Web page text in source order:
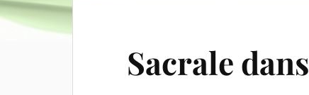
Sacrale dans